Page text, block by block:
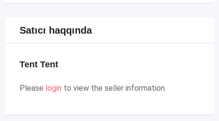
Satıcı haqqında
Tent Tent
Please login to view the seller information.